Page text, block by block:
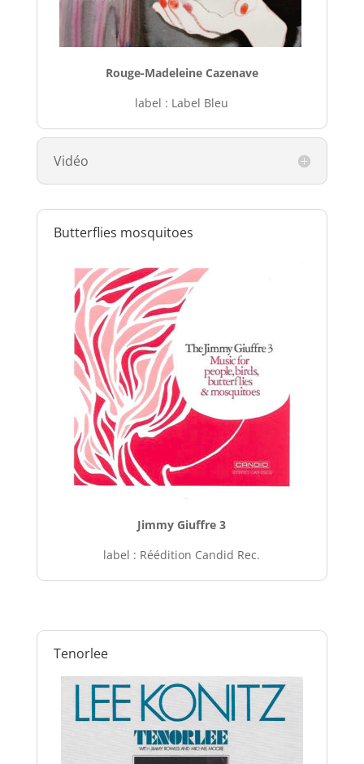
Rouge-Madeleine Cazenave
label : Label Bleu
Vidéo
Butterflies mosquitoes
Jimmy Giuffre 3
label : Réédition Candid Rec.
Tenorlee